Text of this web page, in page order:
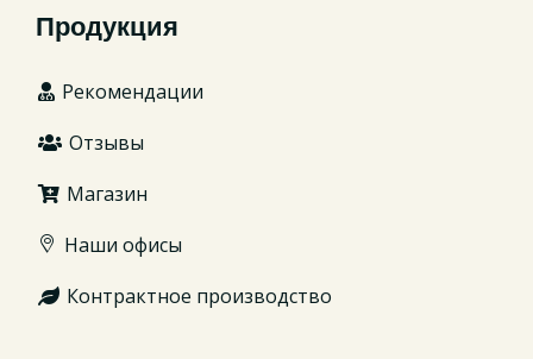
Продукция
Рекомендации
Отзывы
Магазин
Наши офисы
Контрактное производство